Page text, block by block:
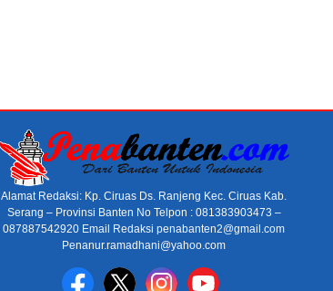
Alamat Redaksi: Kp. Ciruas Ds. Ranjeng Kec. Ciruas Kab.
Serang – Provinsi Banten No Telpon : 081383903473 –
087887542920 Email Redaksi penabanten2@gmail.com
Penanur.ramadhani@yahoo.com